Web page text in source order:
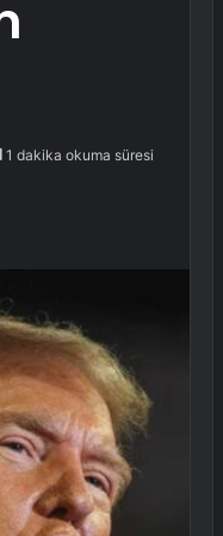
1 dakika okuma süresi